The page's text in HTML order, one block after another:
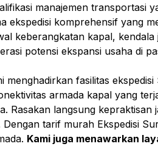
manajemen transportasi
ekspedisi komprehensif yang
keberangkatan kapal,
potensi ekspansi usaha di
fasilitas
armada kapal yang
Rasakan langsung kepraktisan
tarif murah Ekspedisi
Kami juga menawarkan